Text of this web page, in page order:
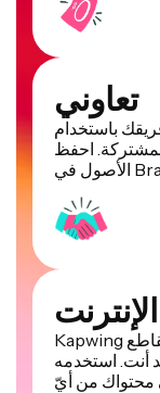
تعاوني
باستخدام
احفظ
Kapwing يعتمد على السحابة، مما يعني أن مقاطع
أنت. استخدمه
محتواك من أيّ